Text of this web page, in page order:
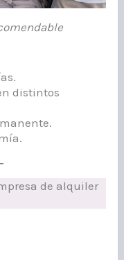
distintos
de alquiler